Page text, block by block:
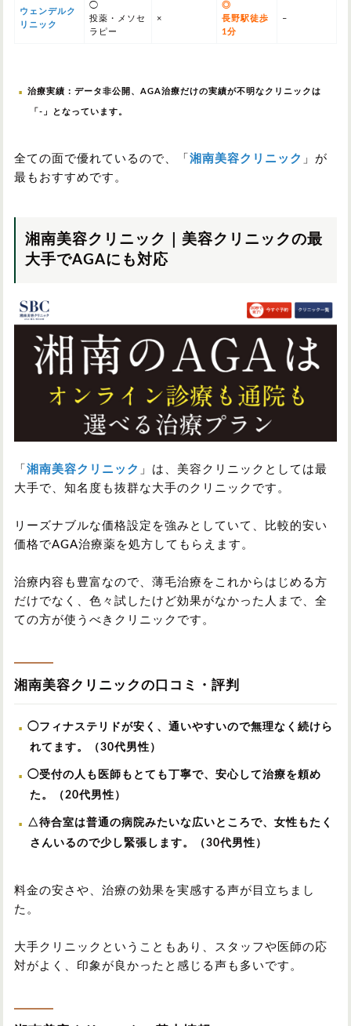
ウェンデルク
リニック
◯
投薬・メソセ
ラピー
×
◎
長野駅徒歩
1分
–
治療実績：データ非公開、AGA治療だけの実績が不明なクリニックは
「-」となっています。
全ての面で優れているので、「 湘南美容クリニック 」が
最もおすすめです。
湘南美容クリニック｜美容クリニックの最
大手でAGAにも対応
「 湘南美容クリニック 」は、美容クリニックとしては最
大手で、知名度も抜群な大手のクリニックです。
リーズナブルな価格設定を強みとしていて、比較的安い
価格でAGA治療薬を処方してもらえます。
治療内容も豊富なので、薄毛治療をこれからはじめる方
だけでなく、色々試したけど効果がなかった人まで、全
ての方が使うべきクリニックです。
湘南美容クリニックの口コミ・評判
◯フィナステリドが安く、通いやすいので無理なく続けら
れてます。（30代男性）
◯受付の人も医師もとても丁寧で、安心して治療を頼め
た。（20代男性）
△待合室は普通の病院みたいな広いところで、女性もたく
さんいるので少し緊張します。（30代男性）
料金の安さや、治療の効果を実感する声が目立ちまし
た。
大手クリニックということもあり、スタッフや医師の応
対がよく、印象が良かったと感じる声も多いです。